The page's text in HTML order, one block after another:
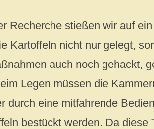
Recherche stießen wir auf
Kartoffeln nicht nur gelegt,
auch noch gehackt,
Legen müssen die
durch eine mitfahrende
bestückt werden. Da diese